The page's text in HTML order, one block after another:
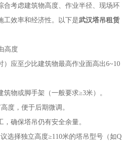
合考虑建筑物高度、作业半径、现场环
工效率和经济性。以下是武汉塔吊租赁
高度
应至少比建筑物最高作业面高出6~10
物或脚手架（一般要求≥3米）。
度，便于后期微调。
确保塔吊仍有安全余量。
选择独立高度≥110米的塔吊型号（如Q